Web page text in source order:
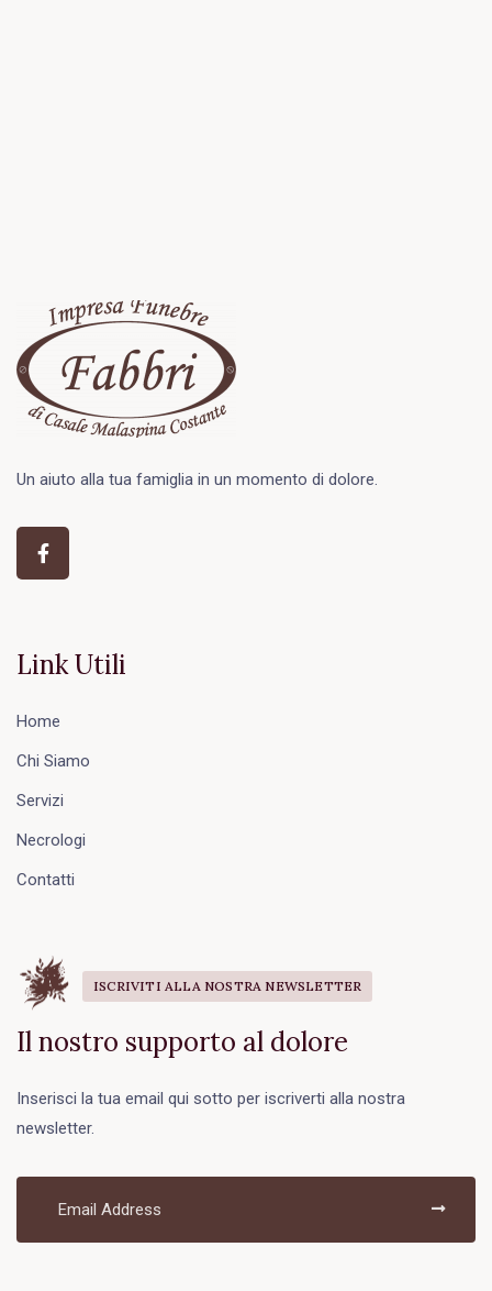
Un aiuto alla tua famiglia in un momento di dolore.
Link Utili
Home
Chi Siamo
Servizi
Necrologi
Contatti
ISCRIVITI ALLA NOSTRA NEWSLETTER
Il nostro supporto al dolore
Inserisci la tua email qui sotto per iscriverti alla nostra
newsletter.